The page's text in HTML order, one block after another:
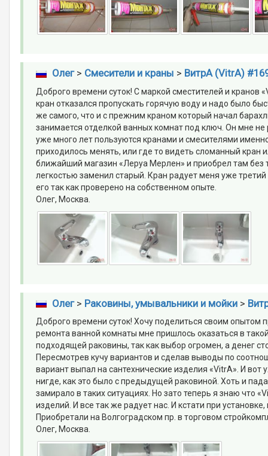
Олег> Смесители и краны > ВитрА (VitrA)
Доброго времени суток! С маркой сместителей и кранов
кран отказался пропускать горячую воду и надо было
же самого, что и с прежним краном который начал
занимается отделкой ванных комнат под ключ. Он мне
уже много лет пользуются кранами и смесителями
приходилось менять, или где то видеть сломанный
ближайший магазин «Леруа Мерлен» и приобрел там
легкостью заменил старый. Кран радует меня уже
его так как проверено на собственном опыте.
Олег, Москва.
Олег> Раковины, умывальники и мойки>
Доброго времени суток! Хочу поделиться своим
ремонта ванной комнаты мне пришлось оказаться в
подходящей раковины, так как выбор огромен, а денег
Пересмотрев кучу вариантов и сделав выводы по
вариант выпал на сантехнические изделия «VitrA». И вот
нигде, как это было с предыдущей раковиной. Хоть и
замирало в таких ситуациях. Но зато теперь я знаю что
изделий. И все так же радует нас. И кстати при
Приобретали на Волгоградском пр. в торговом
Олег, Москва.